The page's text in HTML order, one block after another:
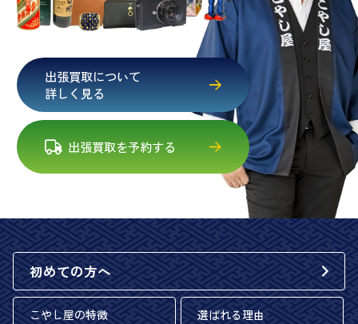
出張買取について
詳しく見る
出張買取を予約する
初めての方へ
こやし屋の特徴 選ばれる理由